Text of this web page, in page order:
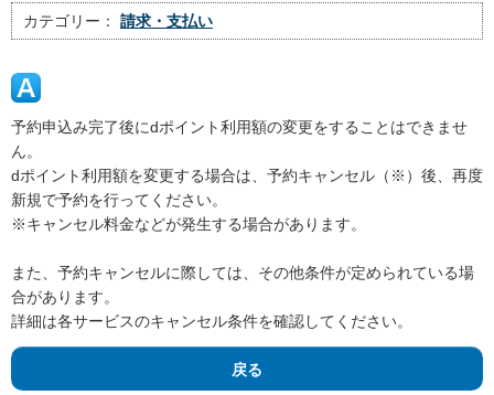
カテゴリー： 請求・支払い
予約申込み完了後にdポイント利用額の変更をすることはできませ
ん。
dポイント利用額を変更する場合は、予約キャンセル（※）後、再度
新規で予約を行ってください。
※キャンセル料金などが発生する場合があります。
また、予約キャンセルに際しては、その他条件が定められている場
合があります。
詳細は各サービスのキャンセル条件を確認してください。
戻る